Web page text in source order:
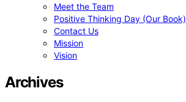
Meet the Team
Positive Thinking Day (Our Book)
Contact Us
Mission
Vision
Archives